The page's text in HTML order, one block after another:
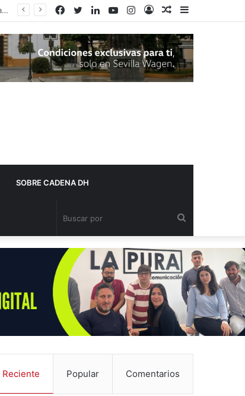
lateral
Publicación
al
azar
Acceso
Instagram
YouTube
LinkedIn
Twitter
Facebook
SOBRE CADENA DH
por
Reciente Popular Comentarios